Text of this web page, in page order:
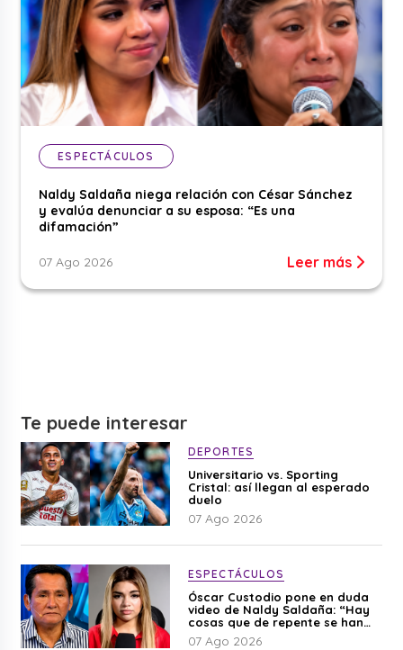
ESPECTÁCULOS
Naldy Saldaña niega relación con César Sánchez
y evalúa denunciar a su esposa: “Es una
difamación”
07 Ago 2026 Leer más
Te puede interesar
DEPORTES
Universitario vs. Sporting
Cristal: así llegan al esperado
duelo
07 Ago 2026
ESPECTÁCULOS
Óscar Custodio pone en duda
video de Naldy Saldaña: “Hay
cosas que de repente se han
editado”
07 Ago 2026